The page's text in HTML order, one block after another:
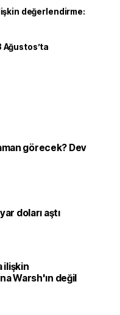
değerlendirme:
Ağustos’ta
görecek? Dev
doları aştı
ilişkin
Warsh'ın değil